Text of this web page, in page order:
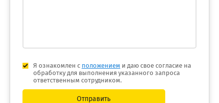
Я ознакомлен с положением и даю свое согласие на
обработку для выполнения указанного запроса
ответственным сотрудником.
Отправить